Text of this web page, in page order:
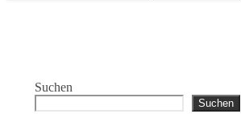
Suchen
Suchen